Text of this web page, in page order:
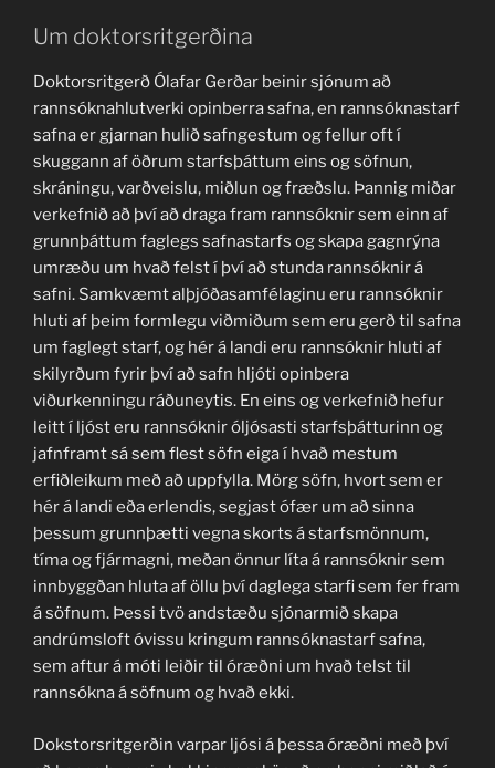
Um doktorsritgerðina
Doktorsritgerð Ólafar Gerðar beinir sjónum að
rannsóknahlutverki opinberra safna, en rannsóknastarf
safna er gjarnan hulið safngestum og fellur oft í
skuggann af öðrum starfsþáttum eins og söfnun,
skráningu, varðveislu, miðlun og fræðslu. Þannig miðar
verkefnið að því að draga fram rannsóknir sem einn af
grunnþáttum faglegs safnastarfs og skapa gagnrýna
umræðu um hvað felst í því að stunda rannsóknir á
safni. Samkvæmt alþjóðasamfélaginu eru rannsóknir
hluti af þeim formlegu viðmiðum sem eru gerð til safna
um faglegt starf, og hér á landi eru rannsóknir hluti af
skilyrðum fyrir því að safn hljóti opinbera
viðurkenningu ráðuneytis. En eins og verkefnið hefur
leitt í ljóst eru rannsóknir óljósasti starfsþátturinn og
jafnframt sá sem flest söfn eiga í hvað mestum
erfiðleikum með að uppfylla. Mörg söfn, hvort sem er
hér á landi eða erlendis, segjast ófær um að sinna
þessum grunnþætti vegna skorts á starfsmönnum,
tíma og fjármagni, meðan önnur líta á rannsóknir sem
innbyggðan hluta af öllu því daglega starfi sem fer fram
á söfnum. Þessi tvö andstæðu sjónarmið skapa
andrúmsloft óvissu kringum rannsóknastarf safna,
sem aftur á móti leiðir til óræðni um hvað telst til
rannsókna á söfnum og hvað ekki.
Dokstorsritgerðin varpar ljósi á þessa óræðni með því